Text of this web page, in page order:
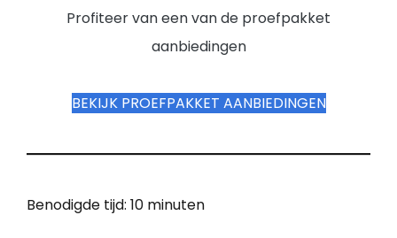
Profiteer van een van de proefpakket
aanbiedingen
BEKIJK PROEFPAKKET AANBIEDINGEN
Benodigde tijd: 10 minuten